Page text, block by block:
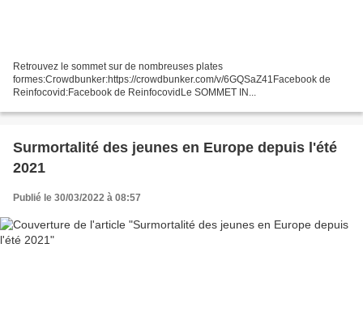
Retrouvez le sommet sur de nombreuses plates
formes:Crowdbunker:https://crowdbunker.com/v/6GQSaZ41Facebook de
Reinfocovid:Facebook de ReinfocovidLe SOMMET IN...
Surmortalité des jeunes en Europe depuis l'été
2021
Publié le 30/03/2022 à 08:57